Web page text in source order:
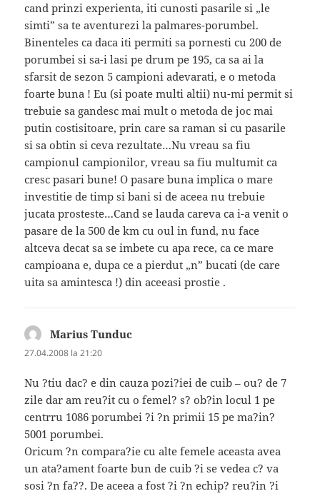
cand prinzi experienta, iti cunosti pasarile si „le
simti” sa te aventurezi la palmares-porumbel.
Binenteles ca daca iti permiti sa pornesti cu 200 de
porumbei si sa-i lasi pe drum pe 195, ca sa ai la
sfarsit de sezon 5 campioni adevarati, e o metoda
foarte buna ! Eu (si poate multi altii) nu-mi permit si
trebuie sa gandesc mai mult o metoda de joc mai
putin costisitoare, prin care sa raman si cu pasarile
si sa obtin si ceva rezultate…Nu vreau sa fiu
campionul campionilor, vreau sa fiu multumit ca
cresc pasari bune! O pasare buna implica o mare
investitie de timp si bani si de aceea nu trebuie
jucata prosteste…Cand se lauda careva ca i-a venit o
pasare de la 500 de km cu oul in fund, nu face
altceva decat sa se imbete cu apa rece, ca ce mare
campioana e, dupa ce a pierdut „n” bucati (de care
uita sa amintesca !) din aceeasi prostie .
Marius Tunduc
27.04.2008 la 21:20
Nu ?tiu dac? e din cauza pozi?iei de cuib – ou? de 7
zile dar am reu?it cu o femel? s? ob?in locul 1 pe
centrru 1086 porumbei ?i ?n primii 15 pe ma?in?
5001 porumbei.
Oricum ?n compara?ie cu alte femele aceasta avea
un ata?ament foarte bun de cuib ?i se vedea c? va
sosi ?n fa??. De aceea a fost ?i ?n echip? reu?in ?i